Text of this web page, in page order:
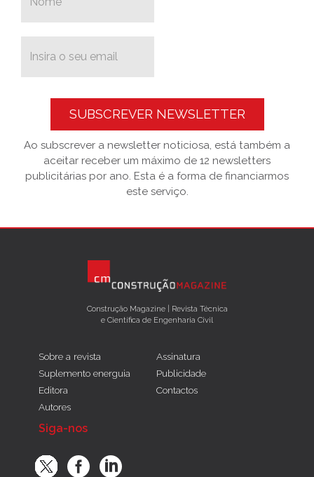
SUBSCREVER NEWSLETTER
Ao subscrever a newsletter noticiosa, está também a
aceitar receber um máximo de 12 newsletters
publicitárias por ano. Esta é a forma de financiarmos
este serviço.
Construção Magazine | Revista Técnica
e Científica de Engenharia Civil
Sobre a revista
Suplemento energuia
Editora
Autores
Assinatura
Publicidade
Contactos
Siga-nos